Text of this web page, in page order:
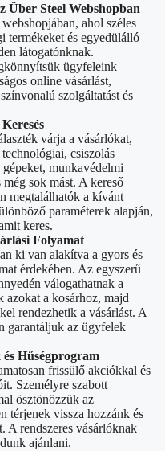
Über Steel Webshopban
ahol széles
termékeket és egyedülálló
látogatónknak.
ügyfeleink
online vásárlást,
szolgáltatást és
várja a vásárlókat,
technológiai, csiszolás
munkavédelmi
sok mást. A kereső
megtalálhatók a kívánt
paraméterek alapján,
keres.
Folyamat
ki van alakítva a gyors és
érdekében. Az egyszerű
válogathatnak a
azokat a kosárhoz, majd
rendezhetik a vásárlást. A
garantáljuk az ügyfelek
Hűségprogram
frissülő akciókkal és
Személyre szabott
ösztönözzük az
térjenek vissza hozzánk és
A rendszeres vásárlóknak
ajánlani.